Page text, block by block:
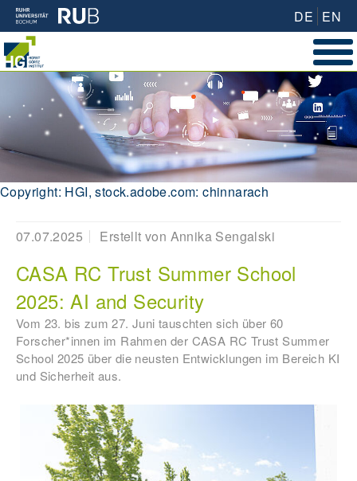
DE EN
Copyright: HGI, stock.adobe.com: chinnarach
07.07.2025 Erstellt von Annika Sengalski
CASA RC Trust Summer School
2025: AI and Security
Vom 23. bis zum 27. Juni tauschten sich über 60
Forscher*innen im Rahmen der CASA RC Trust Summer
School 2025 über die neusten Entwicklungen im Bereich KI
und Sicherheit aus.